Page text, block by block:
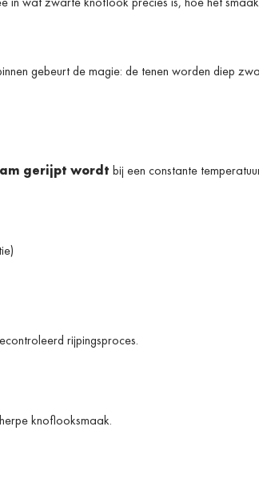
gebeurt de magie: de tenen worden diep
gerijpt wordt bij een constante
rijpingsproces.
knoflooksmaak.